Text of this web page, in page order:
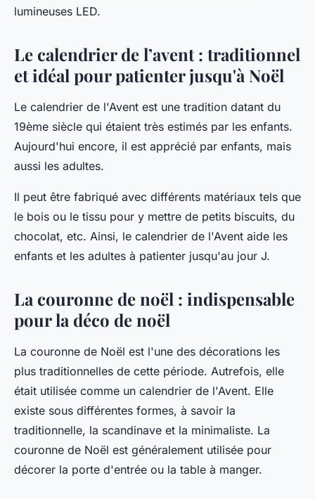
lumineuses LED.
Le calendrier de l’avent : traditionnel
et idéal pour patienter jusqu'à Noël
Le calendrier de l'Avent est une tradition datant du
19ème siècle qui étaient très estimés par les enfants.
Aujourd'hui encore, il est apprécié par enfants, mais
aussi les adultes.
Il peut être fabriqué avec différents matériaux tels que
le bois ou le tissu pour y mettre de petits biscuits, du
chocolat, etc. Ainsi, le calendrier de l'Avent aide les
enfants et les adultes à patienter jusqu'au jour J.
La couronne de noël : indispensable
pour la déco de noël
La couronne de Noël est l'une des décorations les
plus traditionnelles de cette période. Autrefois, elle
était utilisée comme un calendrier de l'Avent. Elle
existe sous différentes formes, à savoir la
traditionnelle, la scandinave et la minimaliste. La
couronne de Noël est généralement utilisée pour
décorer la porte d'entrée ou la table à manger.